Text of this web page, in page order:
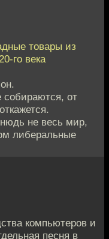
товары из
го века
собираются, от
не весь мир,
либеральные
компьютеров и
песня в